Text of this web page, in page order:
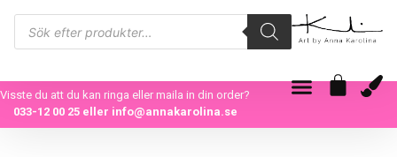
Visste du att du kan ringa eller maila in din order?
033-12 00 25eller info@annakarolina.se